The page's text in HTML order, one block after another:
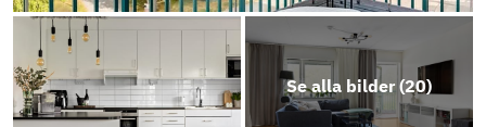
Se alla bilder (20)